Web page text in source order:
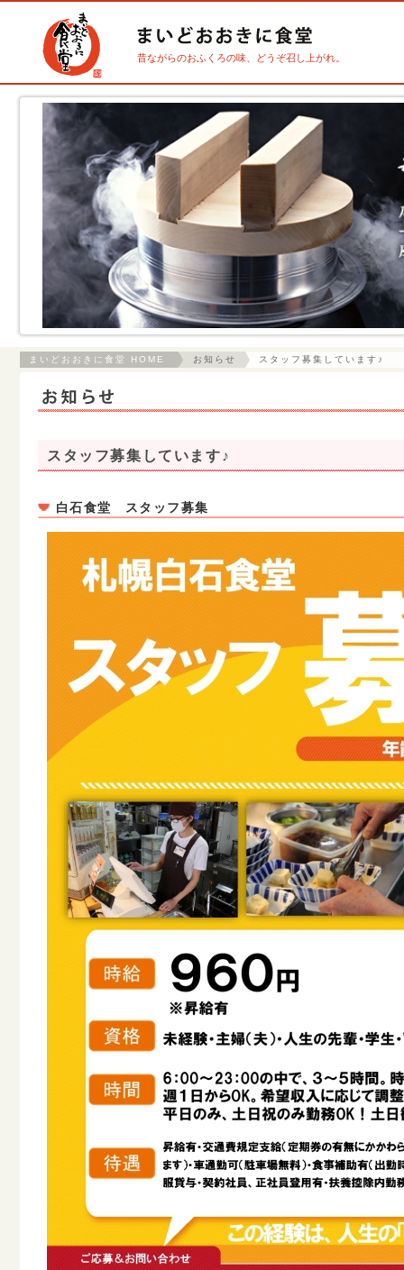
昔ながらのおふくろの味、どうぞ召し上がれ。
まいどおおきに食堂 HOME お知らせ スタッフ募集しています♪
スタッフ募集しています♪
白石食堂 スタッフ募集